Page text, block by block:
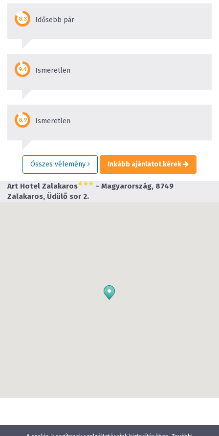
Idősebb pár
Ismeretlen
Ismeretlen
Összes vélemény Inkább ajánlatot kérek
Art Hotel Zalakaros
- Magyarország, 8749
Zalakaros, Üdülő sor 2.